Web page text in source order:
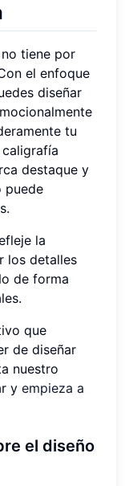
tiene por
el enfoque
diseñar
tu
destaque y
puede
la
los detalles
de forma
que
de diseñar
nuestro
y empieza a
el diseño